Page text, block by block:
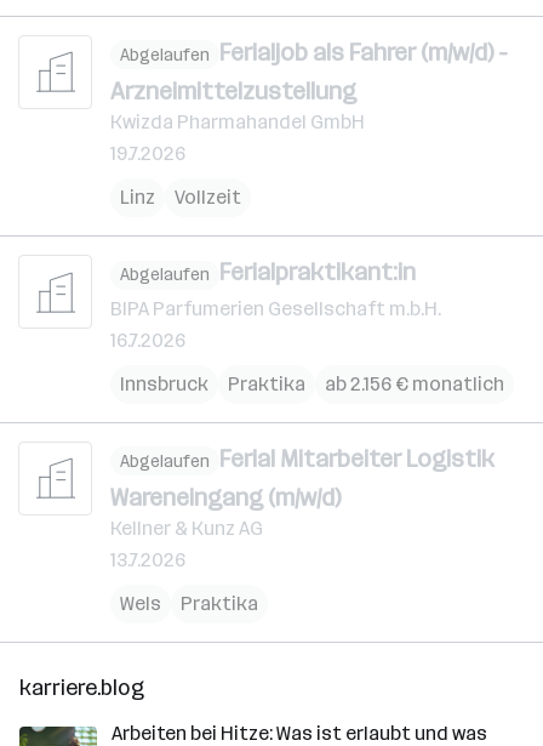
Abgelaufen Ferialjob als Fahrer (m/w/d) -
Arzneimittelzustellung
Kwizda Pharmahandel GmbH
19.7.2026
Linz
Vollzeit
Abgelaufen Ferialpraktikant:in
BIPA Parfumerien Gesellschaft m.b.H.
16.7.2026
Innsbruck
Praktika ab 2.156 € monatlich
Abgelaufen Ferial Mitarbeiter Logistik
Wareneingang (m/w/d)
Kellner & Kunz AG
13.7.2026
Wels
Praktika
karriere.blog
Arbeiten bei Hitze: Was ist erlaubt und was